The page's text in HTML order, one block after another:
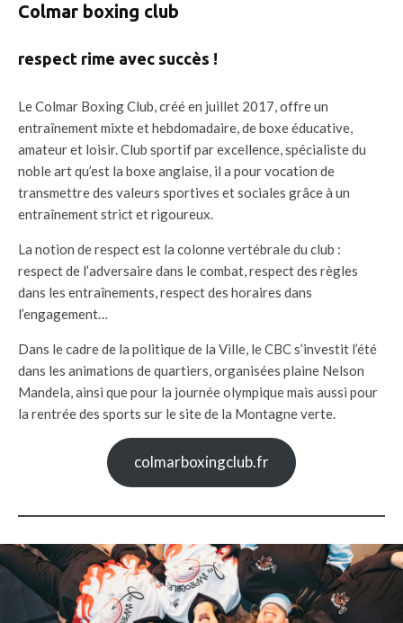
Colmar boxing club
respect rime avec succès !
Le Colmar Boxing Club, créé en juillet 2017, offre un
entraînement mixte et hebdomadaire, de boxe éducative,
amateur et loisir. Club sportif par excellence, spécialiste du
noble art qu’est la boxe anglaise, il a pour vocation de
transmettre des valeurs sportives et sociales grâce à un
entraînement strict et rigoureux.
La notion de respect est la colonne vertébrale du club :
respect de l’adversaire dans le combat, respect des règles
dans les entraînements, respect des horaires dans
l’engagement…
Dans le cadre de la politique de la Ville, le CBC s’investit l’été
dans les animations de quartiers, organisées plaine Nelson
Mandela, ainsi que pour la journée olympique mais aussi pour
la rentrée des sports sur le site de la Montagne verte.
colmarboxingclub.fr